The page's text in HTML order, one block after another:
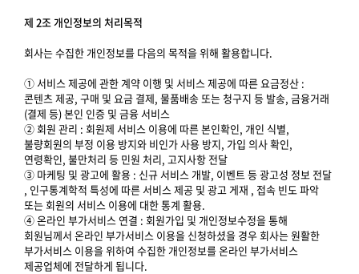
제 2조 개인정보의 처리목적
회사는 수집한 개인정보를 다음의 목적을 위해 활용합니다.
① 서비스 제공에 관한 계약 이행 및 서비스 제공에 따른 요금정산 :
콘텐츠 제공, 구매 및 요금 결제, 물품배송 또는 청구지 등 발송, 금융거래
(결제 등) 본인 인증 및 금융 서비스
② 회원 관리 : 회원제 서비스 이용에 따른 본인확인, 개인 식별,
불량회원의 부정 이용 방지와 비인가 사용 방지, 가입 의사 확인,
연령확인, 불만처리 등 민원 처리, 고지사항 전달
③ 마케팅 및 광고에 활용 : 신규 서비스 개발, 이벤트 등 광고성 정보 전달
, 인구통계학적 특성에 따른 서비스 제공 및 광고 게재 , 접속 빈도 파악
또는 회원의 서비스 이용에 대한 통계 활용.
④ 온라인 부가서비스 연결 : 회원가입 및 개인정보수정을 통해
회원님께서 온라인 부가서비스 이용을 신청하셨을 경우 회사는 원활한
부가서비스 이용을 위하여 수집한 개인정보를 온라인 부가서비스
제공업체에 전달하게 됩니다.